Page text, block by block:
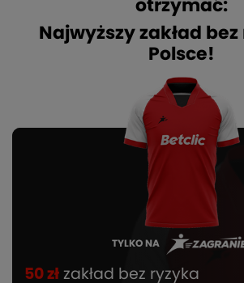
otrzymać:
Najwyższy zakład
Polsce!
TYLKO NA
50 zł zakład bez ryzyka